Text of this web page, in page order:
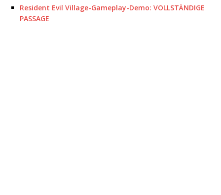
Resident Evil Village-Gameplay-Demo: VOLLSTÄNDIGE
PASSAGE